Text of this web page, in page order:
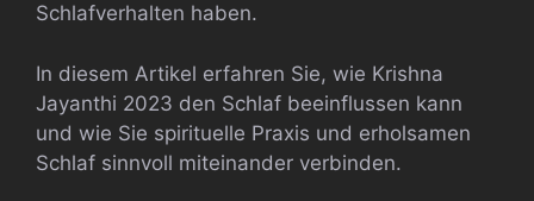
Schlafverhalten haben.
In diesem Artikel erfahren Sie, wie Krishna
Jayanthi 2023 den Schlaf beeinflussen kann
und wie Sie spirituelle Praxis und erholsamen
Schlaf sinnvoll miteinander verbinden.